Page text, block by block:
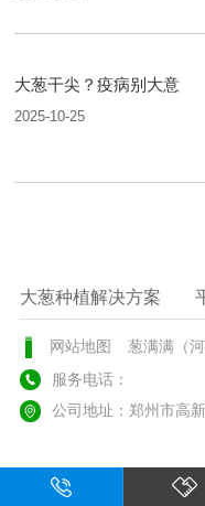
大葱干尖？疫病别大意
2025-10-25
大葱种植解决方案
网站地图 葱满满（
服务电话：
公司地址：郑州市高